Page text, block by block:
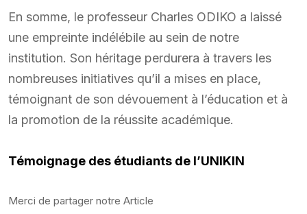
En somme, le professeur Charles ODIKO a laissé
une empreinte indélébile au sein de notre
institution. Son héritage perdurera à travers les
nombreuses initiatives qu’il a mises en place,
témoignant de son dévouement à l’éducation et à
la promotion de la réussite académique.
Témoignage des étudiants de l’UNIKIN
Merci de partager notre Article